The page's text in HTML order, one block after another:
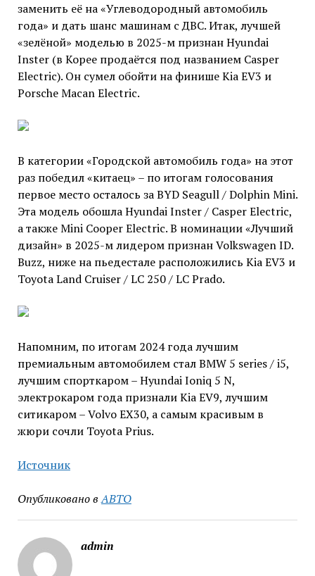
заменить её на «Углеводородный автомобиль
года» и дать шанс машинам с ДВС. Итак, лучшей
«зелёной» моделью в 2025-м признан Hyundai
Inster (в Корее продаётся под названием Casper
Electric). Он сумел обойти на финише Kia EV3 и
Porsche Macan Electric.
В категории «Городской автомобиль года» на этот
раз победил «китаец» – по итогам голосования
первое место осталось за BYD Seagull / Dolphin Mini.
Эта модель обошла Hyundai Inster / Casper Electric,
а также Mini Cooper Electric. В номинации «Лучший
дизайн» в 2025-м лидером признан Volkswagen ID.
Buzz, ниже на пьедестале расположились Kia EV3 и
Toyota Land Cruiser / LC 250 / LC Prado.
Напомним, по итогам 2024 года лучшим
премиальным автомобилем стал BMW 5 series / i5,
лучшим спорткаром – Hyundai Ioniq 5 N,
электрокаром года признали Kia EV9, лучшим
ситикаром – Volvo EX30, а самым красивым в
жюри сочли Toyota Prius.
Источник
Опубликовано в АВТО
admin